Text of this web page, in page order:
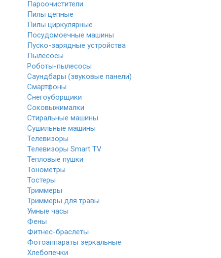
Пароочистители
Пилы цепные
Пилы циркулярные
Посудомоечные машины
Пуско-зарядные устройства
Пылесосы
Роботы-пылесосы
Саундбары (звуковые панели)
Смартфоны
Снегоуборщики
Соковыжималки
Стиральные машины
Сушильные машины
Телевизоры
Телевизоры Smart TV
Тепловые пушки
Тонометры
Тостеры
Триммеры
Триммеры для травы
Умные часы
Фены
Фитнес-браслеты
Фотоаппараты зеркальные
Хлебопечки